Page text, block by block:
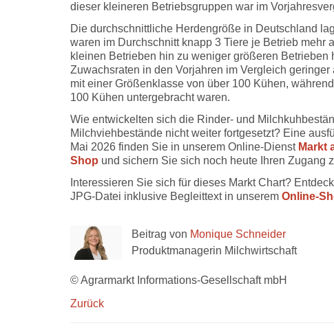
dieser kleineren Betriebsgruppen war im
Die durchschnittliche Herdengröße in Deutschland
waren im Durchschnitt knapp 3 Tiere je Betrieb mehr
kleinen Betrieben hin zu weniger größeren
Zuwachsraten in den Vorjahren im Vergleich
mit einer Größenklasse von über 100 Kühen,
100 Kühen untergebracht waren.
Wie entwickelten sich die Rinder- und
Milchviehbestände nicht weiter fortgesetzt? Eine
Mai 2026 finden Sie in unserem Online-Dienst Markt
Shop und sichern Sie sich noch heute Ihren Zugang
Interessieren Sie sich für dieses Markt Chart?
JPG-Datei inklusive Begleittext in unserem Online-
Beitrag von Monique Schneider
Produktmanagerin Milchwirtschaft
© Agrarmarkt Informations-Gesellschaft mbH
Zurück